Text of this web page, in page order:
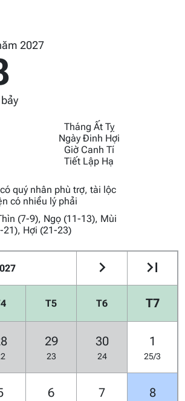
2027
Tháng Ất Tỵ
Ngày Đinh Hợi
Giờ Canh Tí
Tiết Lập Hạ
quý nhân phù trợ, tài lộc
có nhiều lý phải
(7-9), Ngọ (11-13), Mùi
21), Hợi (21-23)
T5 T6 T7
29
23
30
24
1
25/3
6 7 8